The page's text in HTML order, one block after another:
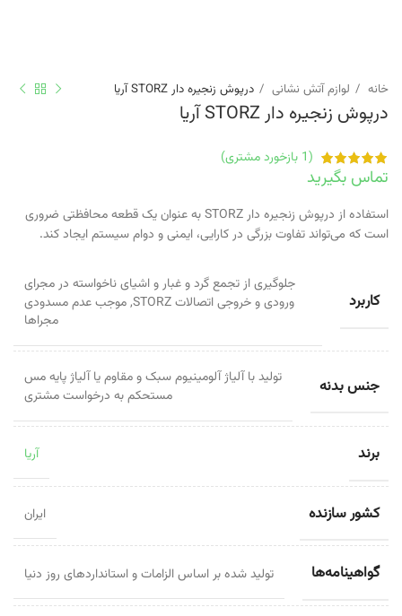
خانه لوازم آتش نشانی درپوش زنجیره دار STORZ آریا
درپوش زنجیره دار STORZ آریا
(
1 بازخورد مشتری)
تماس بگیرید
استفاده از درپوش زنجیره دار STORZ به عنوان یک قطعه محافظتی ضروری
است که می‌تواند تفاوت بزرگی در کارایی، ایمنی و دوام سیستم ایجاد کند.
کاربرد
جلوگیری از تجمع گرد و غبار و اشیای ناخواسته در مجرای
ورودی و خروجی اتصالات STORZ
,موجب عدم مسدودی
مجراها
جنس بدنه
تولید با آلیاژ آلومینیوم سبک و مقاوم یا آلیاژ پایه مس
مستحکم به درخواست مشتری
برند آریا
کشور سازنده ایران
گواهینامه‌ها تولید شده بر اساس الزامات و استانداردهای روز دنیا